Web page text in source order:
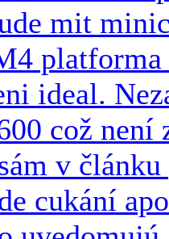
mit
platforma
ideal.
což není
v
cukání